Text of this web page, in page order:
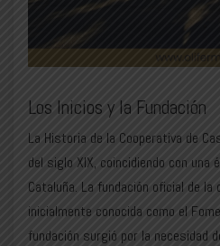
Los Inicios y la Fundación
La Historia de la Cooperativa de
del siglo XIX, coincidiendo con una
Cataluña. La fundación oficial de
inicialmente conocida como el
fundación surgió por la necesidad